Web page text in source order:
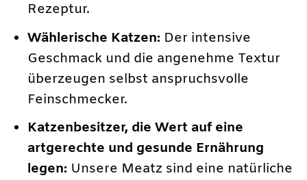
Rezeptur.
Wählerische Katzen: Der intensive
Geschmack und die angenehme Textur
überzeugen selbst anspruchsvolle
Feinschmecker.
Katzenbesitzer, die Wert auf eine
artgerechte und gesunde Ernährung
legen: Unsere Meatz sind eine natürliche